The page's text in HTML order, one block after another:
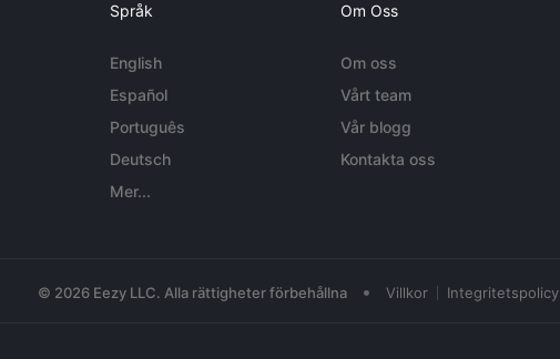
Språk
English
Español
Português
Deutsch
Mer...
Om Oss
Om oss
Vårt team
Vår blogg
Kontakta oss
© 2026 Eezy LLC. Alla rättigheter förbehållna • Villkor Integritetspolicy